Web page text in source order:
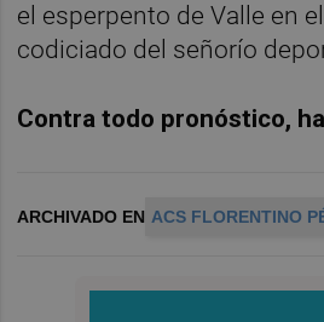
el esperpento de Valle en
codiciado del señorío
Contra todo pronóstico,
ARCHIVADO EN ACS FLORENTINO